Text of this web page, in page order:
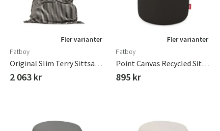
Fler varianter
Fatboy
Original Slim Terry Sittsäck Black Creme
2 063 kr
Fler varianter
Fatboy
Point Canvas Recycled Sittpuff Black Licorice
895 kr